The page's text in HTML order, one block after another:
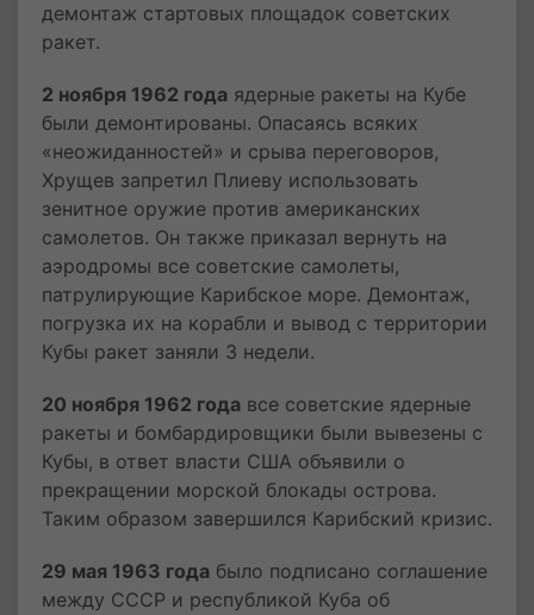
демонтаж стартовых площадок советских
ракет.
2 ноября 1962 года ядерные ракеты на Кубе
были демонтированы. Опасаясь всяких
«неожиданностей» и срыва переговоров,
Хрущев запретил Плиеву использовать
зенитное оружие против американских
самолетов. Он также приказал вернуть на
аэродромы все советские самолеты,
патрулирующие Карибское море. Демонтаж,
погрузка их на корабли и вывод с территории
Кубы ракет заняли 3 недели.
20 ноября 1962 года все советские ядерные
ракеты и бомбардировщики были вывезены с
Кубы, в ответ власти США объявили о
прекращении морской блокады острова.
Таким образом завершился Карибский кризис.
29 мая 1963 года было подписано соглашение
между СССР и республикой Куба об